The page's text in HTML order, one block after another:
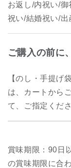
お返し/内祝い/
祝い/結婚祝い/
ご購入の前に
【のし・手提げ
は、カートから
て、ご指定くださ
賞味期限：90日
の賞味期限に合